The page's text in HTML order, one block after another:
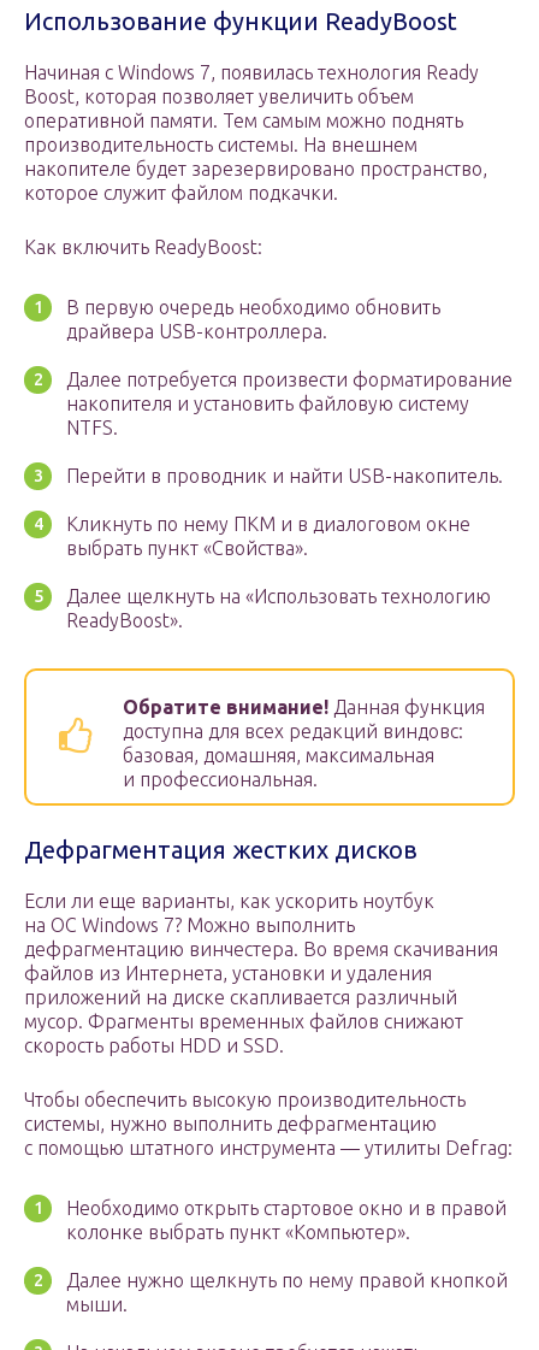
Использование функции ReadyBoost
Начиная с Windows 7, появилась технология Ready
Boost, которая позволяет увеличить объем
оперативной памяти. Тем самым можно поднять
производительность системы. На внешнем
накопителе будет зарезервировано пространство,
которое служит файлом подкачки.
Как включить ReadyBoost:
В первую очередь необходимо обновить
драйвера USB-контроллера.
Далее потребуется произвести форматирование
накопителя и установить файловую систему
NTFS.
Перейти в проводник и найти USB-накопитель.
Кликнуть по нему ПКМ и в диалоговом окне
выбрать пункт «Свойства».
Далее щелкнуть на «Использовать технологию
ReadyBoost».
Обратите внимание! Данная функция
доступна для всех редакций виндовс:
базовая, домашняя, максимальная
и профессиональная.
Дефрагментация жестких дисков
Если ли еще варианты, как ускорить ноутбук
на OC Windows 7? Можно выполнить
дефрагментацию винчестера. Во время скачивания
файлов из Интернета, установки и удаления
приложений на диске скапливается различный
мусор. Фрагменты временных файлов снижают
скорость работы HDD и SSD.
Чтобы обеспечить высокую производительность
системы, нужно выполнить дефрагментацию
с помощью штатного инструмента — утилиты Defrag:
Необходимо открыть стартовое окно и в правой
колонке выбрать пункт «Компьютер».
Далее нужно щелкнуть по нему правой кнопкой
мыши.